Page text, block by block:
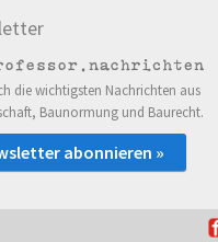
die wichtigsten Nachrichten aus
Baunormung und Baurecht.
abonnieren »